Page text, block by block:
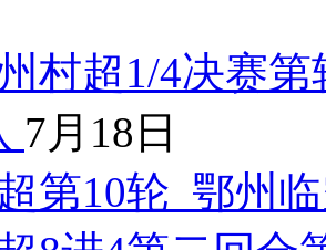
村超1/4决赛
7月18日
第10轮 鄂州